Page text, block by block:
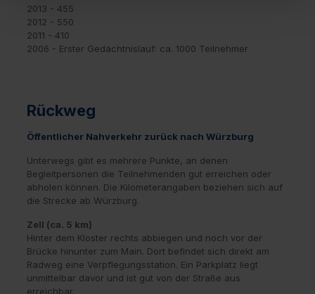
2013 - 455
2012 - 550
2011 - 410
2006 - Erster Gedächtnislauf: ca. 1000 Teilnehmer
Rückweg
Öffentlicher Nahverkehr zurück nach Würzburg
Unterwegs gibt es mehrere Punkte, an denen
Begleitpersonen die Teilnehmenden gut erreichen oder
abholen können. Die Kilometerangaben beziehen sich auf
die Strecke ab Würzburg.
Zell (ca. 5 km)
Hinter dem Kloster rechts abbiegen und noch vor der
Brücke hinunter zum Main. Dort befindet sich direkt am
Radweg eine Verpflegungsstation. Ein Parkplatz liegt
unmittelbar davor und ist gut von der Straße aus
erreichbar.